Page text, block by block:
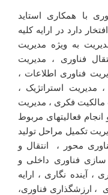
با همکاری استاید
دارد در ارایه کلیه
به ویژه مدیریت
فناوری ، مدیریت
فناوری اطلاعات ،
مدیریت استراتژیک ،
مالکیت فکری ، مدیریت
فعالیتهای مربوط
تکمیل مراحل تولید
محور ، انتقال و
فناوری داخلی و
آینده نگاری ، ارایه
ارزشگذاری فناوری،